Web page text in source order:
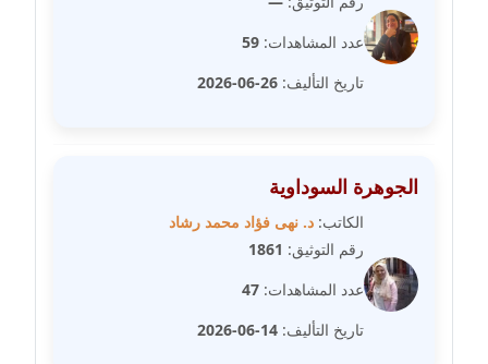
مدونة دعاء البدري
عاملة
مدونة دعاء الجابي
عاملة
مدونة دينا عاصم
عاملة
مدونة دينا منير
عدد المشاهدات: 59
تاريخ التأليف: 26-06-2026
الجوهرة السوداوية
الكاتب: د. نهى فؤاد محمد رشاد
رقم التوثيق: 1861
عدد المشاهدات: 47
تاريخ التأليف: 14-06-2026